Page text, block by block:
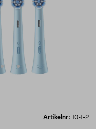
Artikelnr: 10-1-2